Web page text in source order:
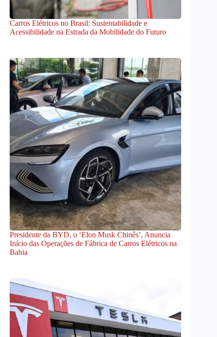
Carros Elétricos no Brasil: Sustentabilidade e
Acessibilidade na Estrada da Mobilidade do Futuro
Presidente da BYD, o ‘Elon Musk Chinês’, Anuncia
Início das Operações de Fábrica de Carros Elétricos na
Bahia